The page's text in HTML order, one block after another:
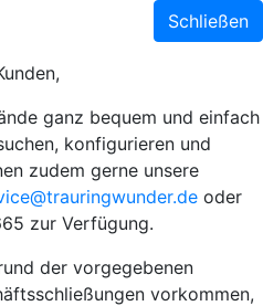
Schließen
ganz bequem und einfach
konfigurieren und
zudem gerne unsere
oder
zur Verfügung.
der vorgegebenen
vorkommen,